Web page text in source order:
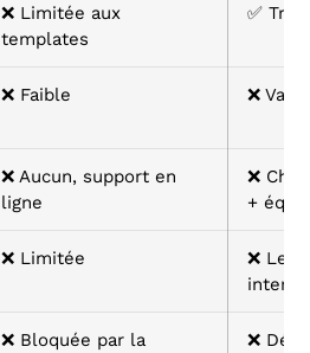
❌ Limitée aux
templates
✅
❌ Faible ❌
❌ Aucun, support en
ligne
❌
+
❌ Limitée
❌
❌ Bloquée par la
❌